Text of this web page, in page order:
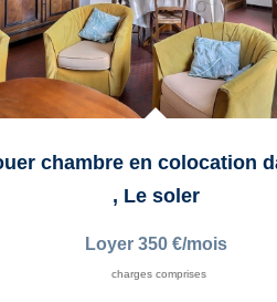
, Le soler
Loyer 350 €/mois
charges comprises